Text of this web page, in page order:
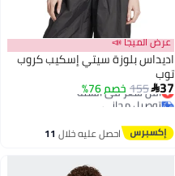
عرض الميجا 📣
اديداس بلوزة سيتي إسكيب كروب
توب
37
155 خصم 76%
أقل سعر في السنة
توصيل مجاني
أقل سعر في السنة
احصل عليه خلال 11